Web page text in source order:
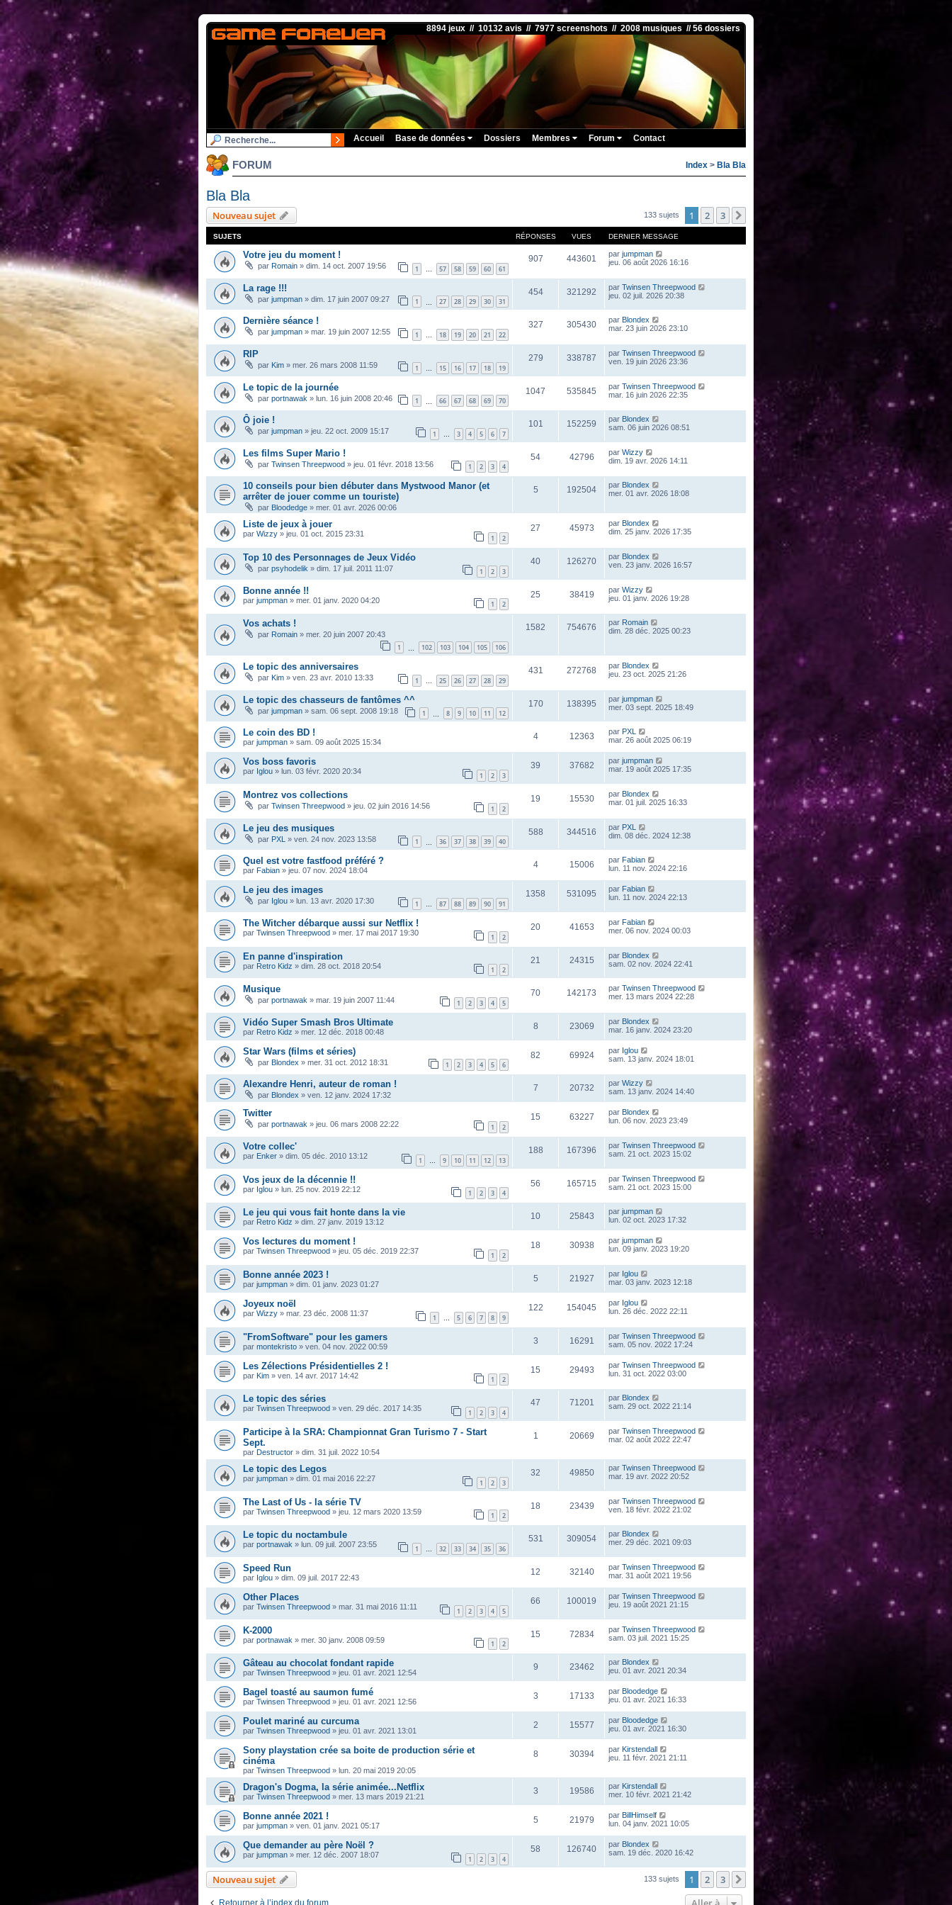
8894 jeux // 10132 avis // 7977 screenshots // 2008 musiques // 56 dossiers
Accueil Base de données Dossiers Membres Forum Contact
FORUM Index > Bla Bla
Bla Bla
Nouveau sujet 133 sujets 1 2 3
SUJETS RÉPONSES VUES DERNIER MESSAGE
Votre jeu du moment !
par Romain » dim. 14 oct. 2007 19:56 1 … 57 58 59 60 61
907 443601 par jumpman
jeu. 06 août 2026 16:16
La rage !!!
par jumpman » dim. 17 juin 2007 09:27 1 27 28 29 30 31
454 321292 par Twinsen Threepwood
jeu. 02 juil. 2026 20:38
Dernière séance !
par jumpman » mar. 19 juin 2007 12:55 1 … 18 19 20 21 22
327 305430 par Blondex
mar. 23 juin 2026 23:10
RIP
par Kim » mer. 26 mars 2008 11:59 1 … 15 16 17 18 19
279 338787 par Twinsen Threepwood
ven. 19 juin 2026 23:36
Le topic de la journée
par portnawak » lun. 16 juin 2008 20:46 1 66 67 68 69 70
1047 535845 par Twinsen Threepwood
mar. 16 juin 2026 22:35
Ô joie !
par jumpman » jeu. 22 oct. 2009 15:17 1 … 3 4 5 6 7
101 152259 par Blondex
sam. 06 juin 2026 08:51
Les films Super Mario !
par Twinsen Threepwood » jeu. 01 févr. 2018 13:56 1 2 3 4
54 42796 par Wizzy
dim. 19 avr. 2026 14:11
10 conseils pour bien débuter dans Mystwood Manor (et
arrêter de jouer comme un touriste)
par Bloodedge » mer. 01 avr. 2026 00:06
5 192504 par Blondex
mer. 01 avr. 2026 18:08
Liste de jeux à jouer
par Wizzy » jeu. 01 oct. 2015 23:31 1 2
27 45973 par Blondex
dim. 25 janv. 2026 17:35
Top 10 des Personnages de Jeux Vidéo
par psyhodelik » dim. 17 juil. 2011 11:07 1 2 3
40 126270 par Blondex
ven. 23 janv. 2026 16:57
Bonne année !!
par jumpman » mer. 01 janv. 2020 04:20 1 2
25 38419 par Wizzy
jeu. 01 janv. 2026 19:28
Vos achats !
par Romain » mer. 20 juin 2007 20:43
1 102 103 104 105 106
1582 754676 par Romain
dim. 28 déc. 2025 00:23
Le topic des anniversaires
par Kim » ven. 23 avr. 2010 13:33 1 … 25 26 27 28 29
431 272768 par Blondex
jeu. 23 oct. 2025 21:26
Le topic des chasseurs de fantômes ^^
par jumpman » sam. 06 sept. 2008 19:18 1 8 9 10 11 12
170 138395 par jumpman
mer. 03 sept. 2025 18:49
Le coin des BD !
par jumpman » sam. 09 août 2025 15:34
4 12363 par PXL
mar. 26 août 2025 06:19
Vos boss favoris
par Iglou » lun. 03 févr. 2020 20:34 1 2 3
39 37682 par jumpman
mar. 19 août 2025 17:35
Montrez vos collections
par Twinsen Threepwood » jeu. 02 juin 2016 14:56 1 2
19 15530 par Blondex
mar. 01 juil. 2025 16:33
Le jeu des musiques
par PXL » ven. 24 nov. 2023 13:58 1 36 37 38 39 40
588 344516 par PXL
dim. 08 déc. 2024 12:38
Quel est votre fastfood préféré ?
par Fabian » jeu. 07 nov. 2024 18:04
4 15006 par Fabian
lun. 11 nov. 2024 22:16
Le jeu des images
par Iglou » lun. 13 avr. 2020 17:30 1 … 87 88 89 90 91
1358 531095 par Fabian
lun. 11 nov. 2024 22:13
The Witcher débarque aussi sur Netflix !
par Twinsen Threepwood » mer. 17 mai 2017 19:30 1 2
20 41653 par Fabian
mer. 06 nov. 2024 00:03
En panne d'inspiration
par Retro Kidz » dim. 28 oct. 2018 20:54 1 2
21 24315 par Blondex
sam. 02 nov. 2024 22:41
Musique
par portnawak » mar. 19 juin 2007 11:44 1 2 3 4 5
70 142173 par Twinsen Threepwood
mer. 13 mars 2024 22:28
Vidéo Super Smash Bros Ultimate
par Retro Kidz » mer. 12 déc. 2018 00:48
8 23069 par Blondex
mar. 16 janv. 2024 23:20
Star Wars (films et séries)
par Blondex » mer. 31 oct. 2012 18:31 1 2 3 4 5 6
82 69924 par Iglou
sam. 13 janv. 2024 18:01
Alexandre Henri, auteur de roman !
par Blondex » ven. 12 janv. 2024 17:32
7 20732 par Wizzy
sam. 13 janv. 2024 14:40
Twitter
par portnawak » jeu. 06 mars 2008 22:22 1 2
15 63227 par Blondex
lun. 06 nov. 2023 23:49
Votre collec'
par Enker » dim. 05 déc. 2010 13:12 1 … 9 10 11 12 13
188 167396 par Twinsen Threepwood
sam. 21 oct. 2023 15:02
Vos jeux de la décennie !!
par Iglou » lun. 25 nov. 2019 22:12 1 2 3 4
56 165715 par Twinsen Threepwood
sam. 21 oct. 2023 15:00
Le jeu qui vous fait honte dans la vie
par Retro Kidz » dim. 27 janv. 2019 13:12
10 25843 par jumpman
lun. 02 oct. 2023 17:32
Vos lectures du moment !
par Twinsen Threepwood » jeu. 05 déc. 2019 22:37 1 2
18 30938 par jumpman
lun. 09 janv. 2023 19:20
Bonne année 2023 !
par jumpman » dim. 01 janv. 2023 01:27
5 21927 par Iglou
mar. 03 janv. 2023 12:18
Joyeux noël
par Wizzy » mar. 23 déc. 2008 11:37 1 … 5 6 7 8 9
122 154045 par Iglou
lun. 26 déc. 2022 22:11
"FromSoftware" pour les gamers
par montekristo » ven. 04 nov. 2022 00:59
3 16291 par Twinsen Threepwood
sam. 05 nov. 2022 17:24
Les Zélections Présidentielles 2 !
par Kim » ven. 14 avr. 2017 14:42 1 2
15 29493 par Twinsen Threepwood
lun. 31 oct. 2022 03:00
Le topic des séries
par Twinsen Threepwood » ven. 29 déc. 2017 14:35 1 2 3 4
47 71201 par Blondex
sam. 29 oct. 2022 21:14
Participe à la SRA: Championnat Gran Turismo 7 - Start
Sept.
par Destructor » dim. 31 juil. 2022 10:54
1 20669 par Twinsen Threepwood
mar. 02 août 2022 22:47
Le topic des Legos
par jumpman » dim. 01 mai 2016 22:27 1 2 3
32 49850 par Twinsen Threepwood
mar. 19 avr. 2022 20:52
The Last of Us - la série TV
par Twinsen Threepwood » jeu. 12 mars 2020 13:59 1 2
18 23439 par Twinsen Threepwood
ven. 18 févr. 2022 21:02
Le topic du noctambule
par portnawak » lun. 09 juil. 2007 23:55 1 … 32 33 34 35 36
531 309054 par Blondex
mer. 29 déc. 2021 09:03
Speed Run
par Iglou » dim. 09 juil. 2017 22:43
12 32140 par Twinsen Threepwood
mar. 31 août 2021 19:56
Other Places
par Twinsen Threepwood » mar. 31 mai 2016 11:11 1 2 3 4 5
66 100019 par Twinsen Threepwood
jeu. 19 août 2021 21:15
K-2000
par portnawak » mer. 30 janv. 2008 09:59 1 2
15 72834 par Twinsen Threepwood
sam. 03 juil. 2021 15:25
Gâteau au chocolat fondant rapide
par Twinsen Threepwood » jeu. 01 avr. 2021 12:54
9 23462 par Blondex
jeu. 01 avr. 2021 20:34
Bagel toasté au saumon fumé
par Twinsen Threepwood » jeu. 01 avr. 2021 12:56
3 17133 par Bloodedge
jeu. 01 avr. 2021 16:33
Poulet mariné au curcuma
par Twinsen Threepwood » jeu. 01 avr. 2021 13:01
2 15577 par Bloodedge
jeu. 01 avr. 2021 16:30
Sony playstation crée sa boite de production série et
cinéma
par Twinsen Threepwood » lun. 20 mai 2019 20:05
8 30394 par Kirstendall
jeu. 11 févr. 2021 21:11
Dragon's Dogma, la série animée...Netflix
par Twinsen Threepwood » mer. 13 mars 2019 21:21
3 19586 par Kirstendall
mer. 10 févr. 2021 21:42
Bonne année 2021 !
par jumpman » ven. 01 janv. 2021 05:17
5 21979 par BillHimself
lun. 04 janv. 2021 10:05
Que demander au père Noël ?
par jumpman » mer. 12 déc. 2007 18:07 1 2 3 4
58 126740 par Blondex
sam. 19 déc. 2020 16:42
Nouveau sujet 133 sujets 1 2 3 Suivante
Retourner à l’index du forum